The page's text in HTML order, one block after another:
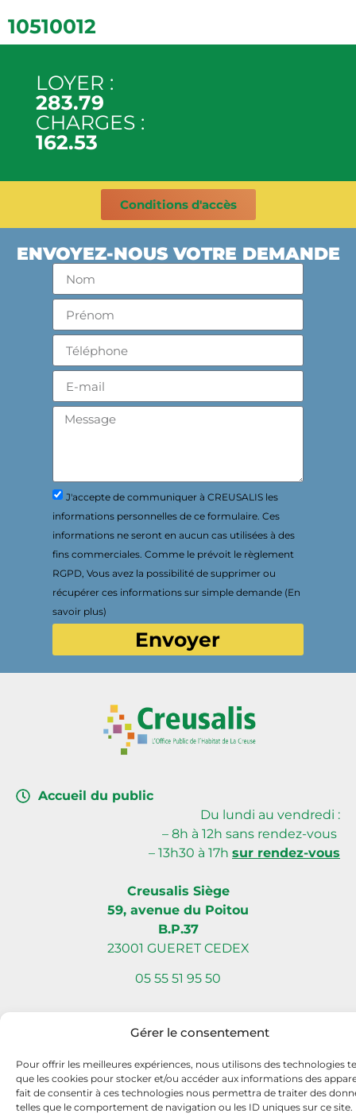
Gérer le consentement
Pour offrir les meilleures expériences, nous utilisons des technologies
que les cookies pour stocker et/ou accéder aux informations des
fait de consentir à ces technologies nous permettra de traiter des
telles que le comportement de navigation ou les ID uniques sur ce site.
10510012
LOYER :
283.79
CHARGES :
162.53
Conditions d'accès
ENVOYEZ-NOUS VOTRE DEMANDE
J'accepte de communiquer à CREUSALIS les
informations personnelles de ce formulaire. Ces
informations ne seront en aucun cas utilisées à des
fins commerciales. Comme le prévoit le règlement
RGPD, Vous avez la possibilité de supprimer ou
récupérer ces informations sur simple demande (En
savoir plus)
Envoyer
Accueil du public
Du lundi au vendredi :
– 8h à 12h sans rendez-vous
– 13h30 à 17h sur rendez-vous
Creusalis Siège
59, avenue du Poitou
B.P.37
23001 GUERET CEDEX
05 55 51 95 50
à Nantes Sud (Vallet)